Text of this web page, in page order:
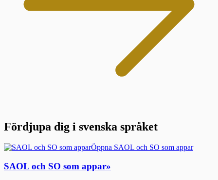
Fördjupa dig i svenska språket
Öppna SAOL och SO som appar
SAOL och SO som appar»